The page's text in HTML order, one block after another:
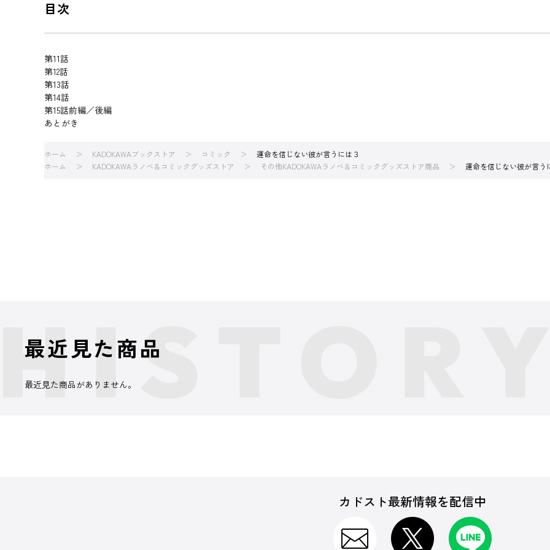
目次
第11話
第12話
第13話
第14話
第15話前編／後編
あとがき
ホーム KADOKAWAブックストア コミック
運命を信じない彼が言うには３
ホーム
KADOKAWAラノベ＆コミックグッズストア その他KADOKAWAラノベ＆コミックグッズストア商品 運命を信じない彼が言う
最近見た商品
最近見た商品がありません。
カドスト最新情報を配信中